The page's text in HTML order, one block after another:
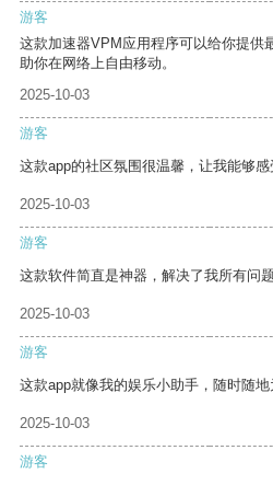
游客
这款加速器VPM应用程序可以给你提供
助你在网络上自由移动。
2025-10-03
游客
这款app的社区氛围很温馨，让我能够感
2025-10-03
游客
这款软件简直是神器，解决了我所有问题
2025-10-03
游客
这款app就像我的娱乐小助手，随时随地
2025-10-03
游客